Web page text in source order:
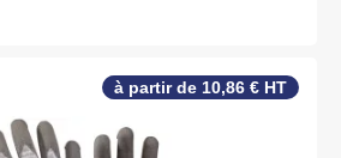
à partir de 10,86 € HT